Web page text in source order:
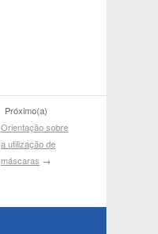
Próximo(a)
Orientação sobre
a utilização de
máscaras →